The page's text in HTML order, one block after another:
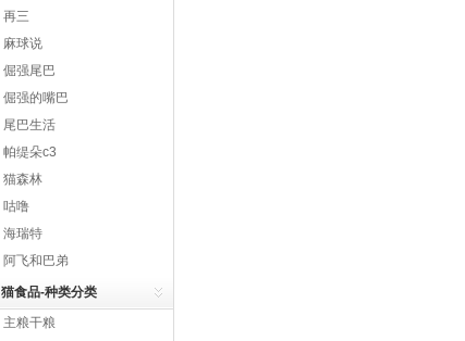
再三
麻球说
倔强尾巴
倔强的嘴巴
尾巴生活
帕缇朵c3
猫森林
咕噜
海瑞特
阿飞和巴弟
猫食品-种类分类
主粮干粮